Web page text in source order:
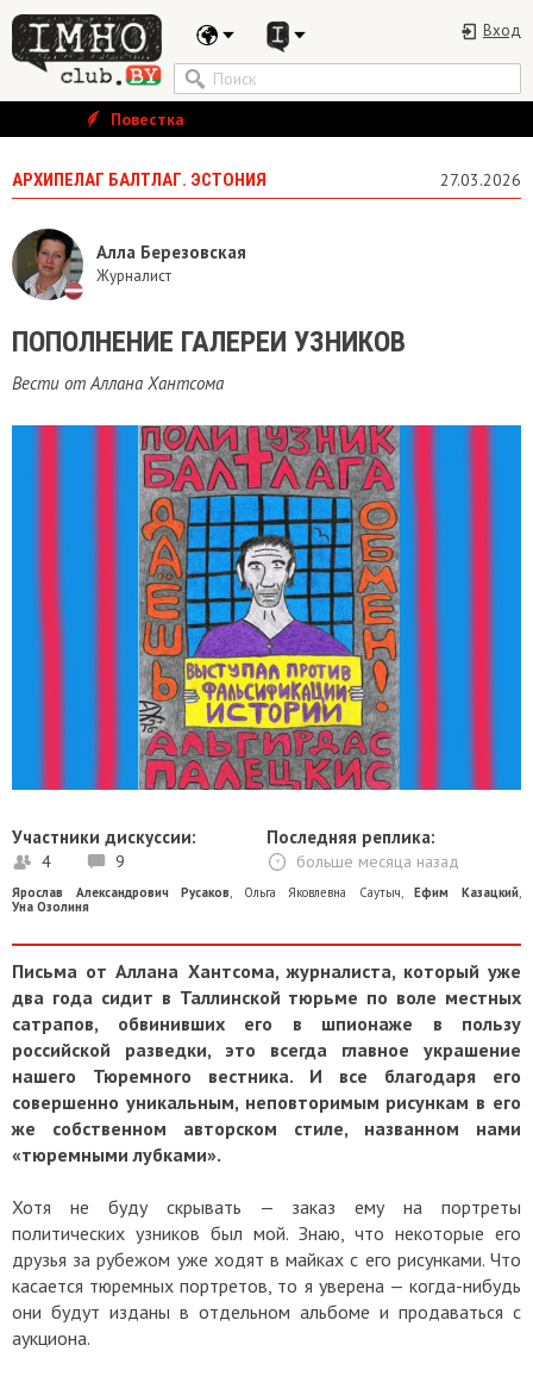
Вход
Повестка
АРХИПЕЛАГ БАЛТЛАГ. ЭСТОНИЯ 27.03.2026
Алла Березовская
Журналист
ПОПОЛНЕНИЕ ГАЛЕРЕИ УЗНИКОВ
Вести от Аллана Хантсома
Участники дискуссии:
4 9
Последняя реплика:
больше месяца назад
Ярослав Александрович Русаков Ольга Яковлевна Саутыч ,Ефим Казацкий
Уна Озолиня
Письма от Аллана Хантсома, журналиста, который уже
два года сидит в Таллинской тюрьме по воле местных
сатрапов, обвинивших его в шпионаже в пользу
российской разведки, это всегда главное украшение
нашего Тюремного вестника. И все благодаря его
совершенно уникальным, неповторимым рисункам в его
же собственном авторском стиле, названном нами
«тюремными лубками».
Хотя не буду скрывать — заказ ему на портреты
политических узников был мой. Знаю, что некоторые его
друзья за рубежом уже ходят в майках с его рисунками. Что
касается тюремных портретов, то я уверена — когда-нибудь
они будут изданы в отдельном альбоме и продаваться с
аукциона.